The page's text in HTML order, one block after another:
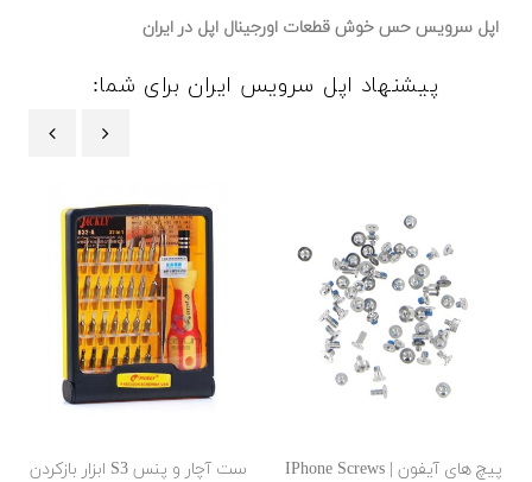
اپل سرویس حس خوش قطعات اورجینال اپل در ایران
پیشنهاد اپل سرویس ایران برای شما:
پیچ های آیفون | IPhone Screws
ست آچار و پنس S3 ابزار بازکردن